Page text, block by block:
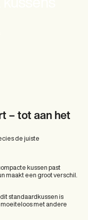
– tot aan het
de juiste
kussen past
maakt een groot verschil.
standaardkussen is
met andere